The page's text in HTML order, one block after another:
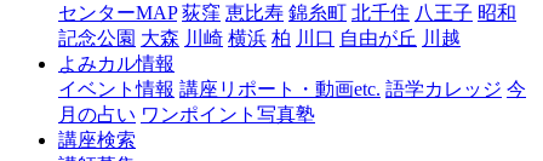
糸
センターMAP 荻窪 恵比寿 錦糸町 北千住 八王子 昭和
記念公園 大森 川崎 横浜 柏 川口 自由が丘 川越
よみカル情報
イベント情報 講座リポート・動画etc. 語学カレッジ 今
月の占い ワンポイント写真塾
講座検索